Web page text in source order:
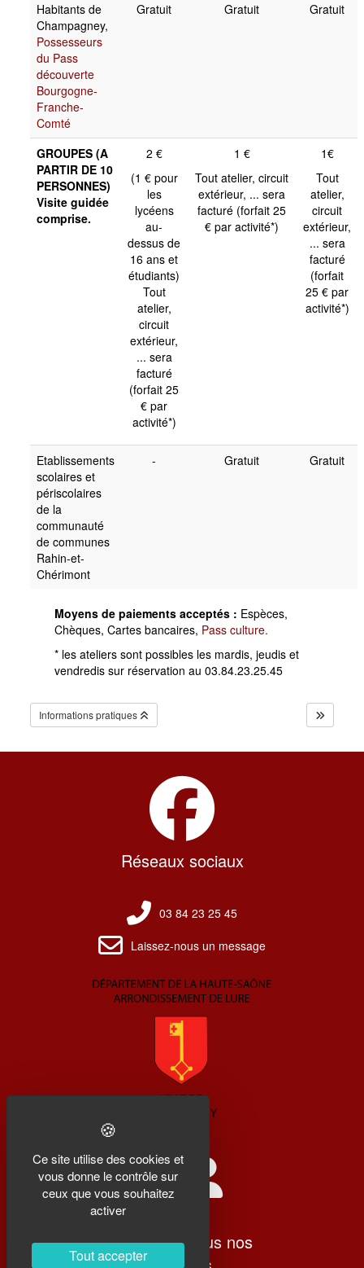
Habitants de
Champagney,
Possesseurs
du Pass
découverte
Bourgogne-
Franche-
Comté
Gratuit Gratuit Gratuit
GROUPES (A
PARTIR DE 10
PERSONNES)
Visite guidée
comprise.
2 €
(1 € pour
les
lycéens
au-
dessus de
16 ans et
étudiants)
Tout
atelier,
circuit
extérieur,
... sera
facturé
(forfait 25
€ par
activité*)
1 €
Tout atelier, circuit
extérieur, ... sera
facturé (forfait 25
€ par activité*)
1€
Tout
atelier,
circuit
extérieur,
... sera
facturé
(forfait
25 € par
activité*)
Etablissements
scolaires et
périscolaires
de la
communauté
de communes
Rahin-et-
Chérimont
- Gratuit Gratuit
Moyens de paiements acceptés : Espèces,
Chèques, Cartes bancaires, Pass culture.
* les ateliers sont possibles les mardis, jeudis et
vendredis sur réservation au 03.84.23.25.45
Informations pratiques
Réseaux sociaux
03 84 23 25 45
Laissez-nous un message
Retrouvez tous nos
Ce site utilise des cookies et
vous donne le contrôle sur
ceux que vous souhaitez
activer
Tout accepter